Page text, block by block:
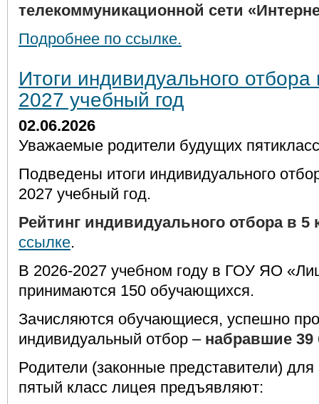
телекоммуникационной сети
Подробнее по ссылке.
Итоги индивидуального
2027 учебный год
02.06.2026
Уважаемые родители будущих
Подведены итоги индивидуального
2027 учебный год.
Рейтинг индивидуального отбора в 5
ссылке.
В 2026-2027 учебном году в ГОУ ЯО
принимаются 150 обучающихся.
Зачисляются обучающиеся, успешно
индивидуальный отбор – набравшие
Родители (законные представители)
пятый класс лицея предъявляют: